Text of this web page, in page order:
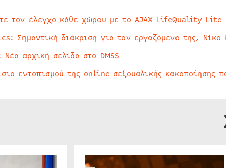
τον έλεγχο κάθε χώρου με το AJAX LifeQuality Lite
Σημαντική διάκριση για τον εργαζόμενο της, Νίκο
αρχική σελίδα στο DMSS
εντοπισμού της online σεξουαλικής κακοποίησης